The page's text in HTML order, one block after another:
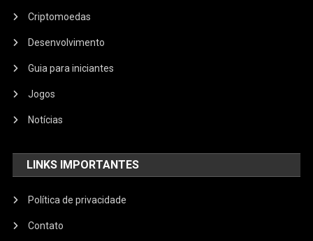
Criptomoedas
Desenvolvimento
Guia para iniciantes
Jogos
Notícias
LINKS IMPORTANTES
Política de privacidade
Contato